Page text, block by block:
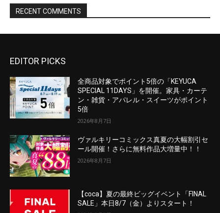
EDITOR PICKS
全商品対象でポイント5倍の「KEYUCA
SPECIAL 11DAYS」を開催。家具・カーテ
ン・雑貨・アパレル・スイーツがポイント
5倍
2026年8月7日
ヴァルキリーコミックス真夏の大幅割引セ
ール開催！さらに無料作品大増量中！！
2026年8月7日
【coca】夏の最終ビッグイベント「FINAL
SALE」本日8/7（金）よりスタート！